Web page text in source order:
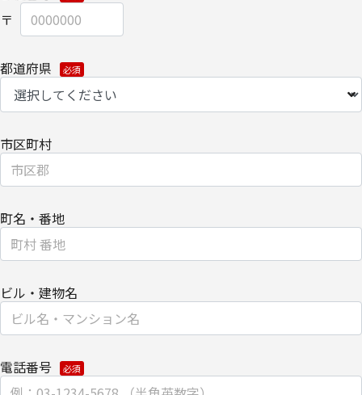
都道府県
市区町村
町名・番地
ビル・建物名
電話番号